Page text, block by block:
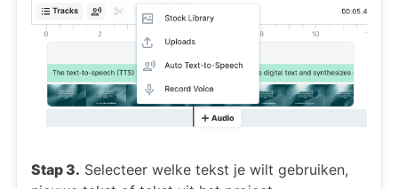
Stap 3. Selecteer welke tekst je wilt gebruiken,